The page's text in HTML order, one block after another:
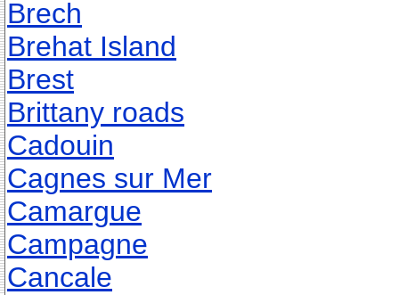
Brech
Brehat Island
Brest
Brittany roads
Cadouin
Cagnes sur Mer
Camargue
Campagne
Cancale